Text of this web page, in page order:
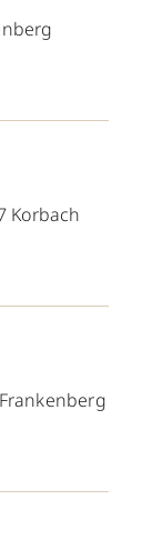
Korbach
Frankenberg